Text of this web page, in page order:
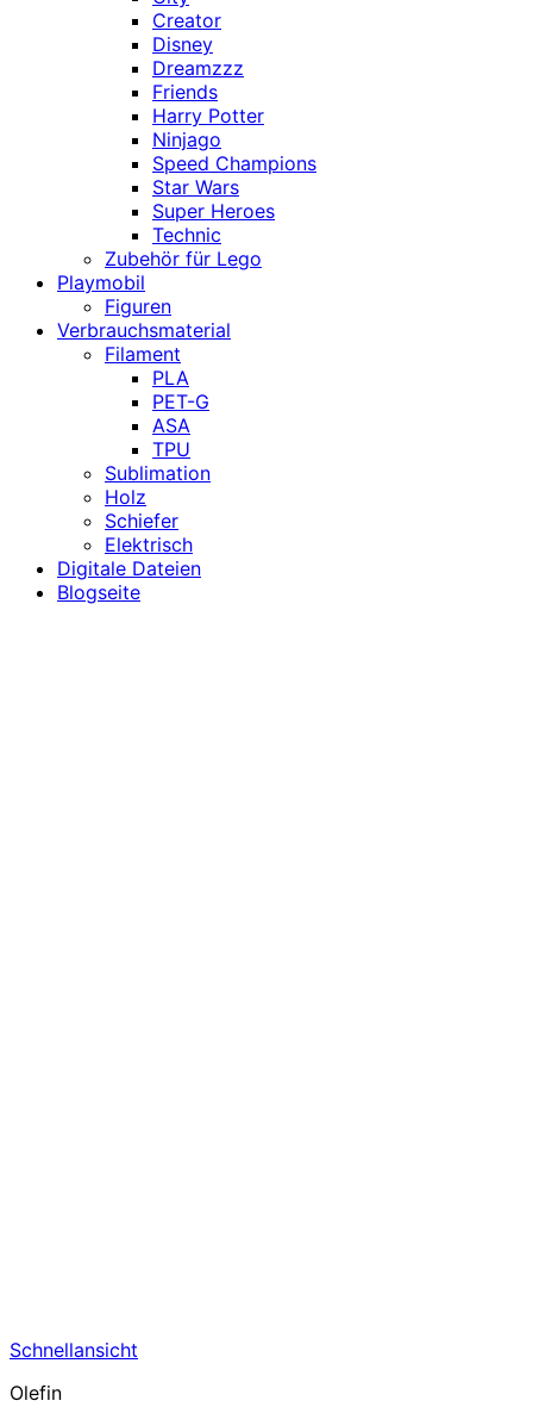
Creator
Disney
Dreamzzz
Friends
Harry Potter
Ninjago
Speed Champions
Star Wars
Super Heroes
Technic
Zubehör für Lego
Playmobil
Figuren
Verbrauchsmaterial
Filament
PLA
PET-G
ASA
TPU
Sublimation
Holz
Schiefer
Elektrisch
Digitale Dateien
Blogseite
Schnellansicht
Olefin